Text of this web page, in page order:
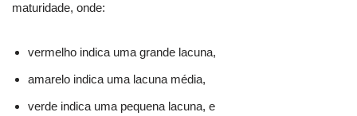
maturidade, onde:
vermelho indica uma grande lacuna,
amarelo indica uma lacuna média,
verde indica uma pequena lacuna, e